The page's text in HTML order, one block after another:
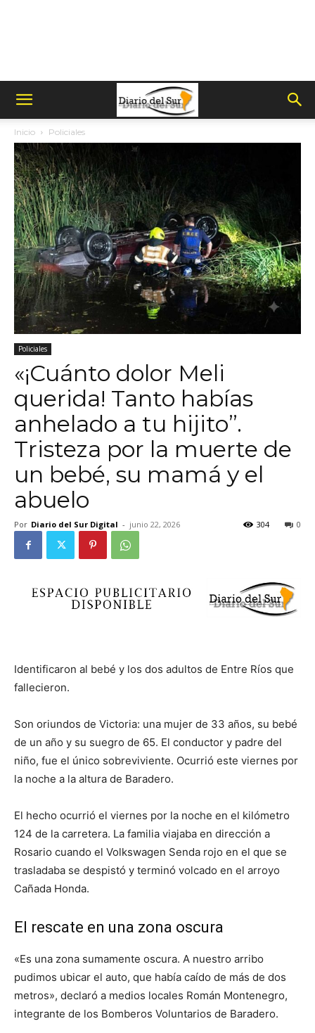
Inicio Policiales
Policiales
«¡Cuánto dolor Meli
querida! Tanto habías
anhelado a tu hijito”.
Tristeza por la muerte de
un bebé, su mamá y el
abuelo
Por Diario del Sur Digital - junio 22, 2026 0
304
Identificaron al bebé y los dos adultos de Entre Ríos que
fallecieron.
Son oriundos de Victoria: una mujer de 33 años, su bebé
de un año y su suegro de 65. El conductor y padre del
niño, fue el único sobreviviente. Ocurrió este viernes por
la noche a la altura de Baradero.
El hecho ocurrió el viernes por la noche en el kilómetro
124 de la carretera. La familia viajaba en dirección a
Rosario cuando el Volkswagen Senda rojo en el que se
trasladaba se despistó y terminó volcado en el arroyo
Cañada Honda.
El rescate en una zona oscura
«Es una zona sumamente oscura. A nuestro arribo
pudimos ubicar el auto, que había caído de más de dos
metros», declaró a medios locales Román Montenegro,
integrante de los Bomberos Voluntarios de Baradero.